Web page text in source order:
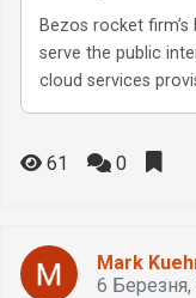
Bezos rocket firm’s
serve the public
cloud services
61 0
Mark
6 Березня,